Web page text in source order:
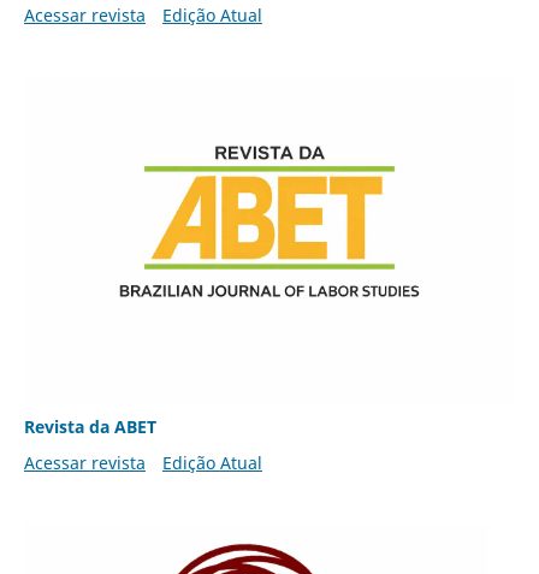
Acessar revista Edição Atual
Revista da ABET
Acessar revista
Edição Atual